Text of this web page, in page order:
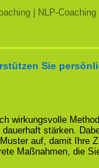
| NLP-
Sie
wirkungsvolle
stärken.
auf, damit Ihre
Maßnahmen, die